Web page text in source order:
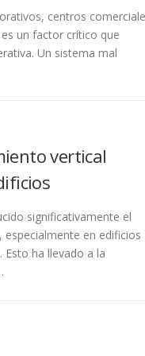
centros
un factor crítico que
Un sistema mal
vertical
significativamente el
en edificios
ha llevado a la